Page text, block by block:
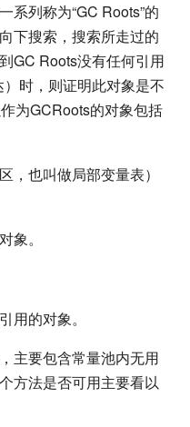
系列称为“GC Roots”的
下搜索，搜索所走过的
GC Roots没有任何引用
时，则证明此对象是不
为GCRoots的对象包括
，也叫做局部变量表）
象。
用的对象。
主要包含常量池内无用
方法是否可用主要看以